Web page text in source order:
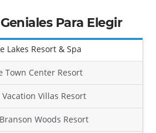
Para Elegir
Lakes Resort & Spa
Town Center Resort
Villas Resort
Woods Resort